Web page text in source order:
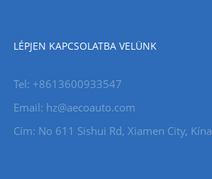
LÉPJEN KAPCSOLATBA VELÜNK
Tel: +8613600933547
Email: hz@aecoauto.com
Cím: No 611 Sishui Rd, Xiamen City, Kína